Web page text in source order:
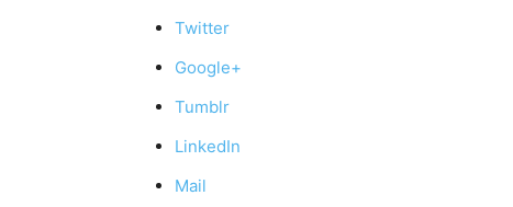
Twitter
Google+
Tumblr
LinkedIn
Mail